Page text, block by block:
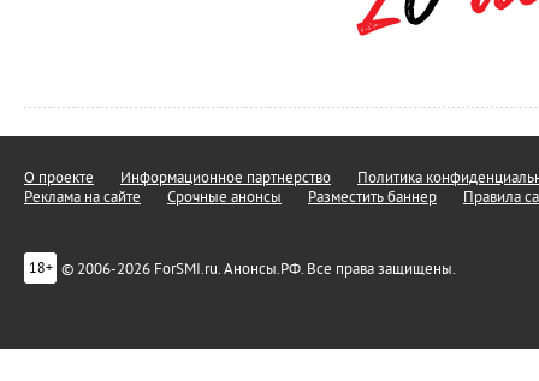
О проекте Информационное партнерство
Политика
Реклама на сайте
Срочные анонсы Разместить баннер Правила
18+ © 2006-2026 ForSMI.ru. Анонсы.РФ. Все права защищены.